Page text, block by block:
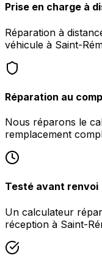
Prise en charge à
Réparation à
véhicule à Saint-
Réparation au
Nous réparons le
remplacement
Testé avant renvoi
Un calculateur
réception à Saint-